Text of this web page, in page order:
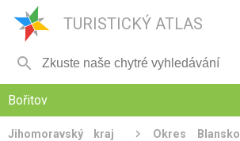
TURISTICKÝ ATLAS

Bořitov
Jihomoravský kraj Okres Blansko